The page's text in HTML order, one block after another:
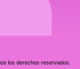
los derechos reservados.